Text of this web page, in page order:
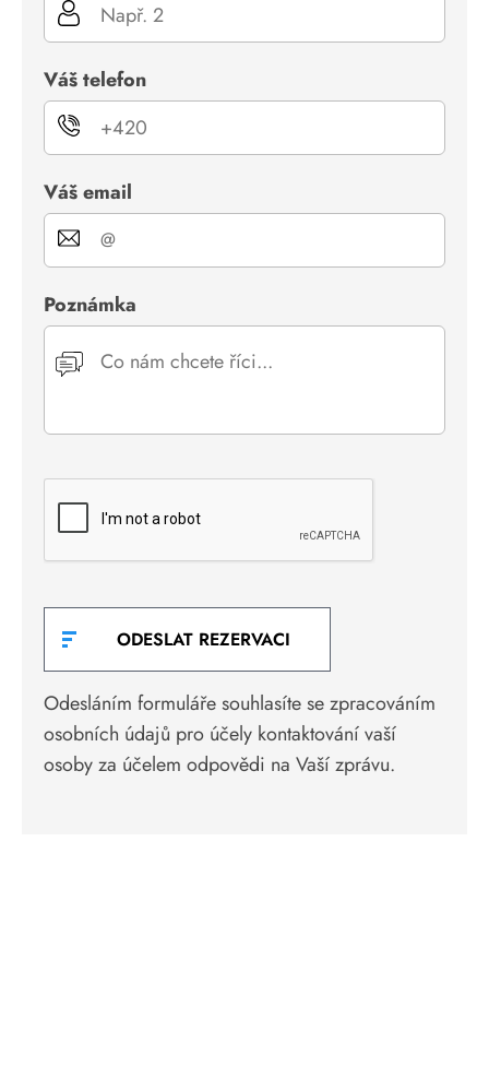
Váš telefon
Váš email
Poznámka
Odesláním formuláře souhlasíte se zpracováním
osobních údajů pro účely kontaktování vaší
osoby za účelem odpovědi na Vaší zprávu.